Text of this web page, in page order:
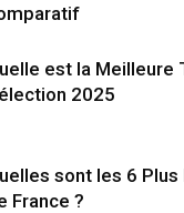
est la Meilleure
2025
sont les 6
France ?